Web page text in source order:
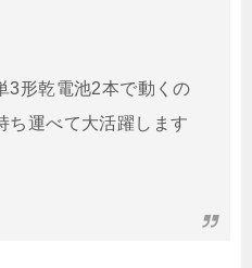
3形乾電池2本で動くの
ち運べて大活躍します